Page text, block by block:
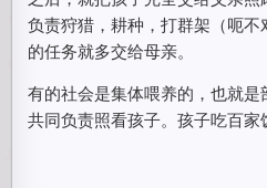
负责狩猎，耕种，打群架（呃
的任务就多交给母亲。
有的社会是集体喂养的，也就
共同负责照看孩子。孩子吃百家